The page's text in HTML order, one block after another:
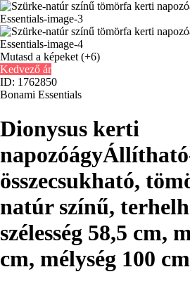
Mutasd a képeket (+6)
Kedvező ár
ID: 1762850
Bonami Essentials
Dionysus kerti
napozóágy
összecsukható,
natúr színű,
szélesség 58,5 cm,
cm, mélység 100 cm